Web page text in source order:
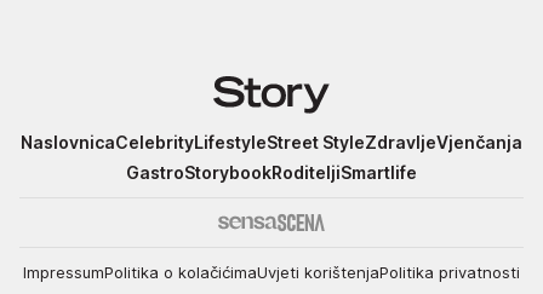
Story
NaslovnicaCelebrityLifestyleStreet StyleZdravljeVjenčanja
GastroStorybookRoditeljiSmartlife
ImpressumPolitika o kolačićimaUvjeti korištenjaPolitika privatnosti